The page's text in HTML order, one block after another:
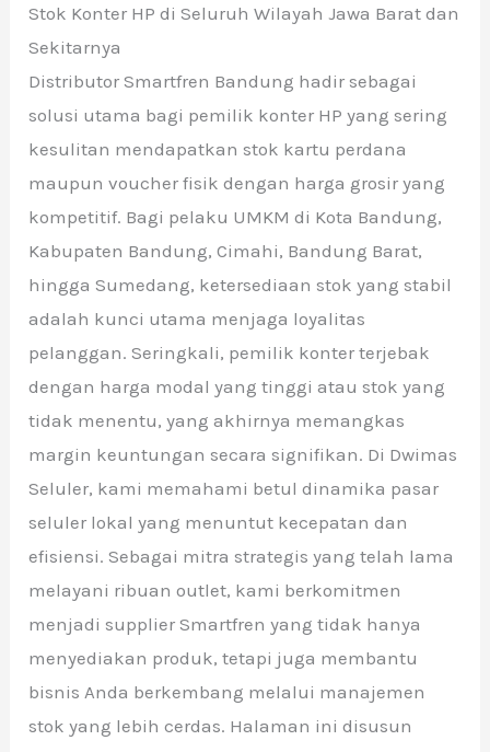
Stok Konter HP di Seluruh Wilayah Jawa Barat dan
Sekitarnya
Distributor Smartfren Bandung hadir sebagai
solusi utama bagi pemilik konter HP yang sering
kesulitan mendapatkan stok kartu perdana
maupun voucher fisik dengan harga grosir yang
kompetitif. Bagi pelaku UMKM di Kota Bandung,
Kabupaten Bandung, Cimahi, Bandung Barat,
hingga Sumedang, ketersediaan stok yang stabil
adalah kunci utama menjaga loyalitas
pelanggan. Seringkali, pemilik konter terjebak
dengan harga modal yang tinggi atau stok yang
tidak menentu, yang akhirnya memangkas
margin keuntungan secara signifikan. Di Dwimas
Seluler, kami memahami betul dinamika pasar
seluler lokal yang menuntut kecepatan dan
efisiensi. Sebagai mitra strategis yang telah lama
melayani ribuan outlet, kami berkomitmen
menjadi supplier Smartfren yang tidak hanya
menyediakan produk, tetapi juga membantu
bisnis Anda berkembang melalui manajemen
stok yang lebih cerdas. Halaman ini disusun